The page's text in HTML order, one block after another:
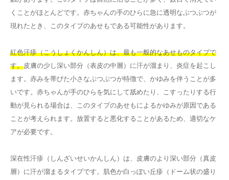
くことがほとんどです。赤ちゃんの手のひらに急に透明なぶつぶつが
現れたとき、このタイプのあせもである可能性があります。
紅色汗疹（こうしょくかんしん）は、最も一般的なあせものタイプで
す。皮膚の少し深い部分（表皮の中層）に汗が溜まり、炎症を起こし
ます。赤みを帯びた小さなぶつぶつが特徴で、かゆみを伴うことが多
いです。赤ちゃんが手のひらを気にして舐めたり、こすったりする行
動が見られる場合は、このタイプのあせもによるかゆみが原因である
ことが考えられます。放置すると悪化することがあるため、適切なケ
アが必要です。
深在性汗疹（しんざいせいかんしん）は、皮膚のより深い部分（真皮
層）に汗が溜まるタイプです。肌色か白っぽい丘疹（ドーム状の盛り